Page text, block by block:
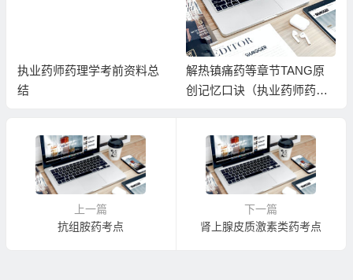
执业药师药理学考前资料总
结
解热镇痛药等章节TANG原
创记忆口诀（执业药师药理
上一篇
抗组胺药考点
下一篇
肾上腺皮质激素类药考点